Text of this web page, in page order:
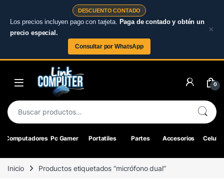
DESCUENTO CONTADO
Los precios incluyen pago con tarjeta. Paga de contado y obtén un
precio especial.
Consultar por WhatsApp
×
Skip to navigation
0
Buscar por:
Computadores Pc Gamer Portatiles Partes Accesorios
Inicio Productos etiquetados “micrófono dual”